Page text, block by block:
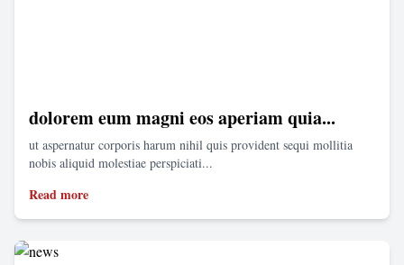
dolorem eum magni eos aperiam quia...
ut aspernatur corporis harum nihil quis provident sequi mollitia
nobis aliquid molestiae perspiciati...
Read more